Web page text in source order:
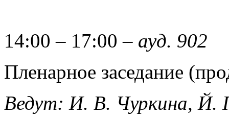
14:00 – 17:00 – ауд. 902
Пленарное заседание
Ведут: И. В. Чуркина, Й.